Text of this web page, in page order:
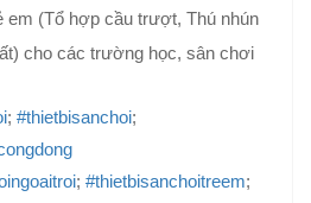
em (Tổ hợp cầu trượt, Thú nhún
cho các trường học, sân chơi
; #thietbisanchoi;
; #thietbisanchoitreem;